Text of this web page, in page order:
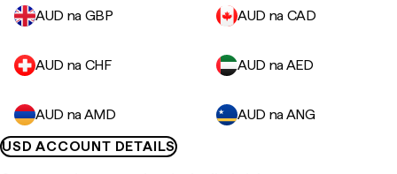
AUD na GBP AUD na CAD
AUD na CHF AUD na AED
AUD na AMD
AUD na ANG
USD ACCOUNT DETAILS